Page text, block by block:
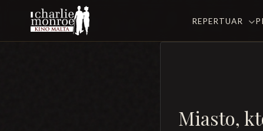
REPERTUAR
Miasto,